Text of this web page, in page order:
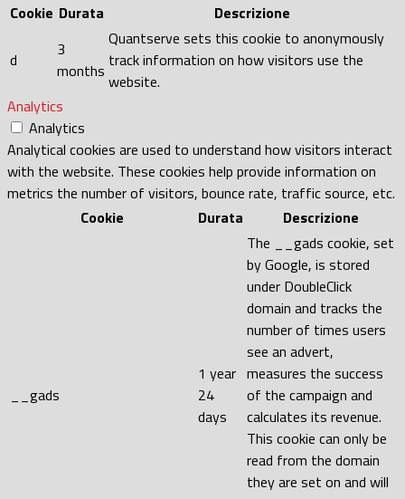
Cookie Durata Descrizione
d
3
months
Quantserve sets this cookie to anonymously
track information on how visitors use the
website.
Analytics
Analytics
Analytical cookies are used to understand how visitors interact
with the website. These cookies help provide information on
metrics the number of visitors, bounce rate, traffic source, etc.
Cookie
Durata Descrizione
__gads
1 year
24
days
The __gads cookie, set
by Google, is stored
under DoubleClick
domain and tracks the
number of times users
see an advert,
measures the success
of the campaign and
calculates its revenue.
This cookie can only be
read from the domain
they are set on and will